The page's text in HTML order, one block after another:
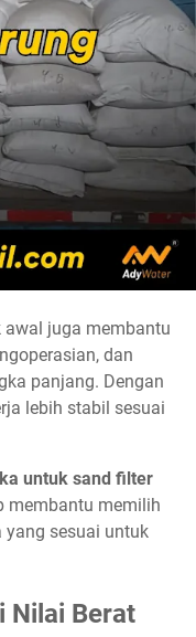
juga membantu
dan
panjang. Dengan
lebih stabil sesuai
untuk sand filter
membantu memilih
yang sesuai untuk
Nilai Berat